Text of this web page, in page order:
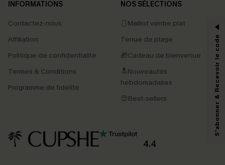
INFORMATIONS
Contactez-nous
Affiliation
Politique de confidentialité
Termes & Conditions
Programme de fidélité
NOS SÉLECTIONS
🩱Maillot ventre plat
Tenue de plage
🎁Cadeau de bienvenue
🔝Nouveautés
hebdomadaires
😍Best-sellers
4.4
-15% dès 2 Achetés par E-mail
En soumettant votre adresse e-mail, vous acceptez de recevoir des e-mails
marketing (y compris du contenu généré par l'IA) de Cupshe et
reconnaissez avoir pris connaissance de nos
pouvons utiliser les données collectées sur notre site ainsi que des
produits susceptibles de vous intéresser, conformément à notre
Politique de
confidentialité
. Vous pouvez vous désabonner à tout moment.
S'abonner & Recevoir le code